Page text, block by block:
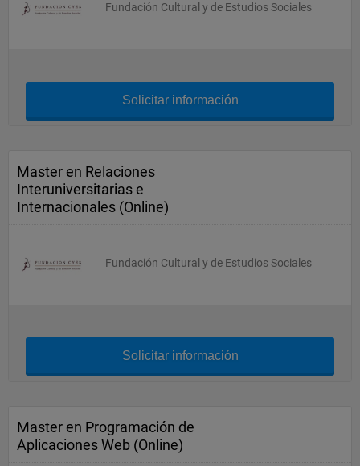
Fundación Cultural y de Estudios Sociales
Solicitar información
Master en Relaciones
Interuniversitarias e
Internacionales (Online)
Fundación Cultural y de Estudios Sociales
Solicitar información
Master en Programación de
Aplicaciones Web (Online)